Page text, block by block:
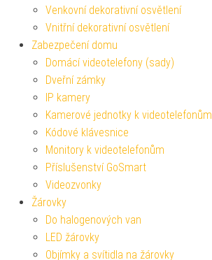
Venkovní dekorativní osvětlení
Vnitřní dekorativní osvětlení
Zabezpečení domu
Domácí videotelefony (sady)
Dveřní zámky
IP kamery
Kamerové jednotky k videotelefonům
Kódové klávesnice
Monitory k videotelefonům
Příslušenství GoSmart
Videozvonky
Žárovky
Do halogenových van
LED žárovky
Objímky a svítidla na žárovky